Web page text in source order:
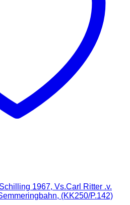
1967, Vs.Carl Ritter .v.
(KK250/P.142)